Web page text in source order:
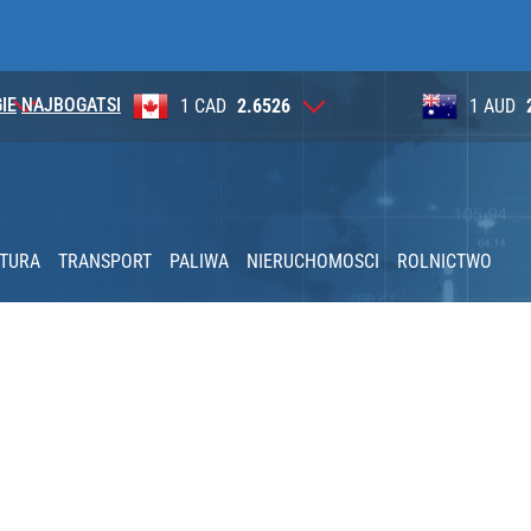
NAJBOGATSI
kolekcji kapsułowej
1 AUD 2.6284 100
TRANSPORT PALIWA NIERUCHOMOSCI ROLNICTWO